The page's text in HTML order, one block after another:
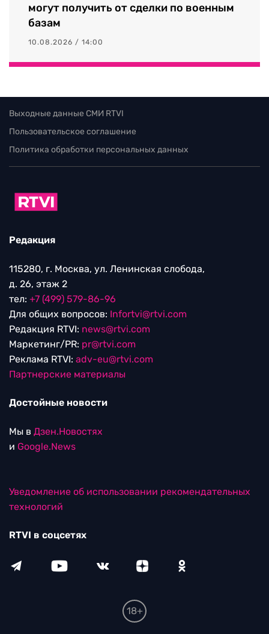
могут получить от сделки по военным
базам
10.08.2026 / 14:00
Выходные данные СМИ RTVI
Пользовательское соглашение
Политика обработки персональных данных
Редакция
115280, г. Москва, ул. Ленинская слобода,
д. 26, этаж 2
тел: +7 (499) 579-86-96
Для общих вопросов: Infortvi@rtvi.com
Редакция RTVI: news@rtvi.com
Маркетинг/PR: pr@rtvi.com
Реклама RTVI: adv-eu@rtvi.com
Партнерские материалы
Достойные новости
Мы в Дзен.Новостях
и Google.News
Уведомление об использовании рекомендательных
технологий
RTVI в соцсетях
18+